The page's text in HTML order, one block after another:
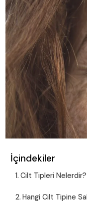
İçindekiler
Cilt Tipleri Nelerdir?
Hangi Cilt Tipine